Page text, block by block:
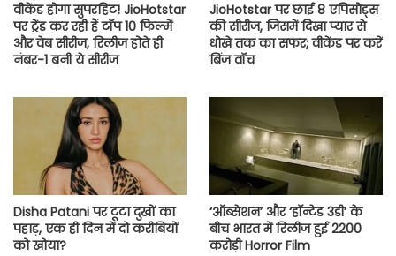
वीकेंड होगा सुपरहिट! JioHotstar
पर ट्रेंड कर रही हैं टॉप 10 फिल्में
और वेब सीरीज, रिलीज होते ही
नंबर-1 बनी ये सीरीज
JioHotstar पर छाई 8 एपिसोड्स
की सीरीज, जिसमें दिखा प्यार से
धोखे तक का सफर; वीकेंड पर करें
बिंज वॉच
Disha Patani पर टूटा दुखों का
पहाड़, एक ही दिन में दो करीबियों
को खोया?
‘ऑब्सेशन’ और ‘हॉन्टेड 3डी’ के
बीच भारत में रिलीज हुई 2200
करोड़ी Horror Film